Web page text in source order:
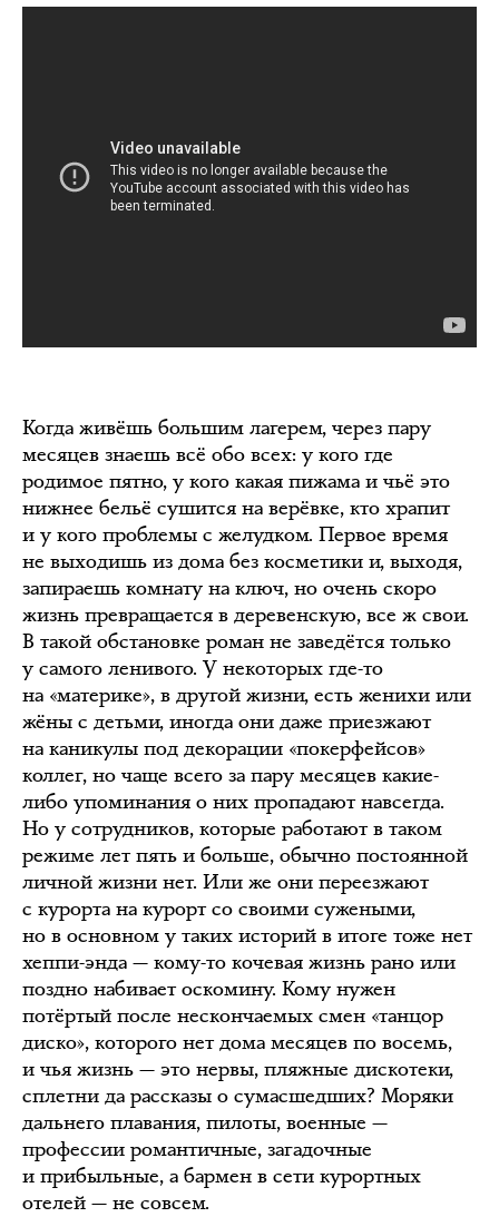
Когда живёшь большим лагерем, через пару
месяцев знаешь всё обо всех: у кого где
родимое пятно, у кого какая пижама и чьё это
нижнее бельё сушится на верёвке, кто храпит
и у кого проблемы с желудком. Первое время
не выходишь из дома без косметики и, выходя,
запираешь комнату на ключ, но очень скоро
жизнь превращается в деревенскую, все ж свои.
В такой обстановке роман не заведётся только
у самого ленивого. У некоторых где-то
на «материке», в другой жизни, есть женихи или
жёны с детьми, иногда они даже приезжают
на каникулы под декорации «покерфейсов»
коллег, но чаще всего за пару месяцев какие-
либо упоминания о них пропадают навсегда.
Но у сотрудников, которые работают в таком
режиме лет пять и больше, обычно постоянной
личной жизни нет. Или же они переезжают
с курорта на курорт со своими сужеными,
но в основном у таких историй в итоге тоже нет
хеппи-энда — кому-то кочевая жизнь рано или
поздно набивает оскомину. Кому нужен
потёртый после нескончаемых смен «танцор
диско», которого нет дома месяцев по восемь,
и чья жизнь — это нервы, пляжные дискотеки,
сплетни да рассказы о сумасшедших? Моряки
дальнего плавания, пилоты, военные —
профессии романтичные, загадочные
и прибыльные, а бармен в сети курортных
отелей — не совсем.